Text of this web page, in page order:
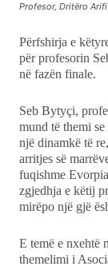
Profesor, Dritëro Arifi
Përfshirja e
për profesorin
në fazën finale.
Seb Bytyçi,
mund të themi
një dinamkë të
arritjes së
fuqishme
zgjedhja e këtij
mirëpo një gjë
E temë e nxehtë
themelimi i